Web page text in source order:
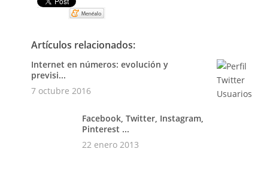
Artículos relacionados:
Internet en números: evolución y
previsi...
7 octubre 2016
Facebook, Twitter, Instagram,
Pinterest ...
22 enero 2013